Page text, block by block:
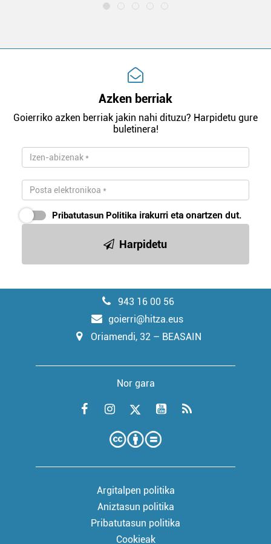
Azken berriak
Goierriko azken berriak jakin nahi dituzu? Harpidetu gure
buletinera!
Pribatutasun Politika irakurri eta onartzen dut.
Harpidetu
943 16 00 56
goierri@hitza.eus
Oriamendi, 32 – BEASAIN
Nor gara
Argitalpen politika
Aniztasun politika
Pribatutasun politika
Cookieak